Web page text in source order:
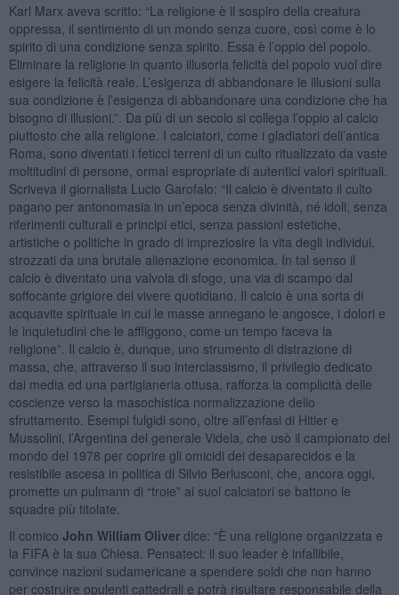
Karl Marx aveva scritto: “La religione è il sospiro della creatura
oppressa, il sentimento di un mondo senza cuore, così come è lo
spirito di una condizione senza spirito. Essa è l’oppio del popolo.
Eliminare la religione in quanto illusoria felicità del popolo vuol dire
esigere la felicità reale. L’esigenza di abbandonare le illusioni sulla
sua condizione è l’esigenza di abbandonare una condizione che ha
bisogno di illusioni.”. Da più di un secolo si collega l’oppio al calcio
piuttosto che alla religione. I calciatori, come i gladiatori dell’antica
Roma, sono diventati i feticci terreni di un culto ritualizzato da vaste
moltitudini di persone, ormai espropriate di autentici valori spirituali.
Scriveva il giornalista Lucio Garofalo: “Il calcio è diventato il culto
pagano per antonomasia in un’epoca senza divinità, né idoli, senza
riferimenti culturali e principi etici, senza passioni estetiche,
artistiche o politiche in grado di impreziosire la vita degli individui,
strozzati da una brutale alienazione economica. In tal senso il
calcio è diventato una valvola di sfogo, una via di scampo dal
soffocante grigiore del vivere quotidiano. Il calcio è una sorta di
acquavite spirituale in cui le masse annegano le angosce, i dolori e
le inquietudini che le affliggono, come un tempo faceva la
religione”. Il calcio è, dunque, uno strumento di distrazione di
massa, che, attraverso il suo interclassismo, il privilegio dedicato
dai media ed una partigianeria ottusa, rafforza la complicità delle
coscienze verso la masochistica normalizzazione dello
sfruttamento. Esempi fulgidi sono, oltre all’enfasi di Hitler e
Mussolini, l’Argentina del generale Videla, che usò il campionato del
mondo del 1978 per coprire gli omicidi dei desaparecidos e la
resistibile ascesa in politica di Silvio Berlusconi, che, ancora oggi,
promette un pulmann di “troie” ai suoi calciatori se battono le
squadre più titolate.
Il comico John William Oliver dice: “È una religione organizzata e
la FIFA è la sua Chiesa. Pensateci: il suo leader è infallibile,
convince nazioni sudamericane a spendere soldi che non hanno
per costruire opulenti cattedrali e potrà risultare responsabile della